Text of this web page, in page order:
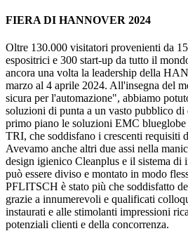
FIERA DI HANNOVER 2024
Oltre 130.000 visitatori provenienti da
espositrici e 300 start-up da tutto il
ancora una volta la leadership della
marzo al 4 aprile 2024. All'insegna del
sicura per l'automazione", abbiamo
soluzioni di punta a un vasto pubblico di
primo piano le soluzioni EMC
TRI, che soddisfano i crescenti requisiti
Avevamo anche altri due assi nella
design igienico Cleanplus e il sistema di
può essere diviso e montato in modo
PFLITSCH è stato più che soddisfatto
grazie a innumerevoli e qualificati
instaurati e alle stimolanti impressioni
potenziali clienti e della concorrenza.